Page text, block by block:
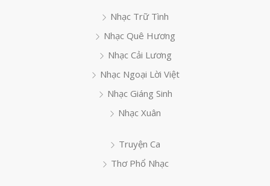
Nhạc Trữ Tình
Nhạc Quê Hương
Nhạc Cải Lương
Nhạc Ngoại Lời Việt
Nhạc Giáng Sinh
Nhạc Xuân
Truyện Ca
Thơ Phổ Nhạc